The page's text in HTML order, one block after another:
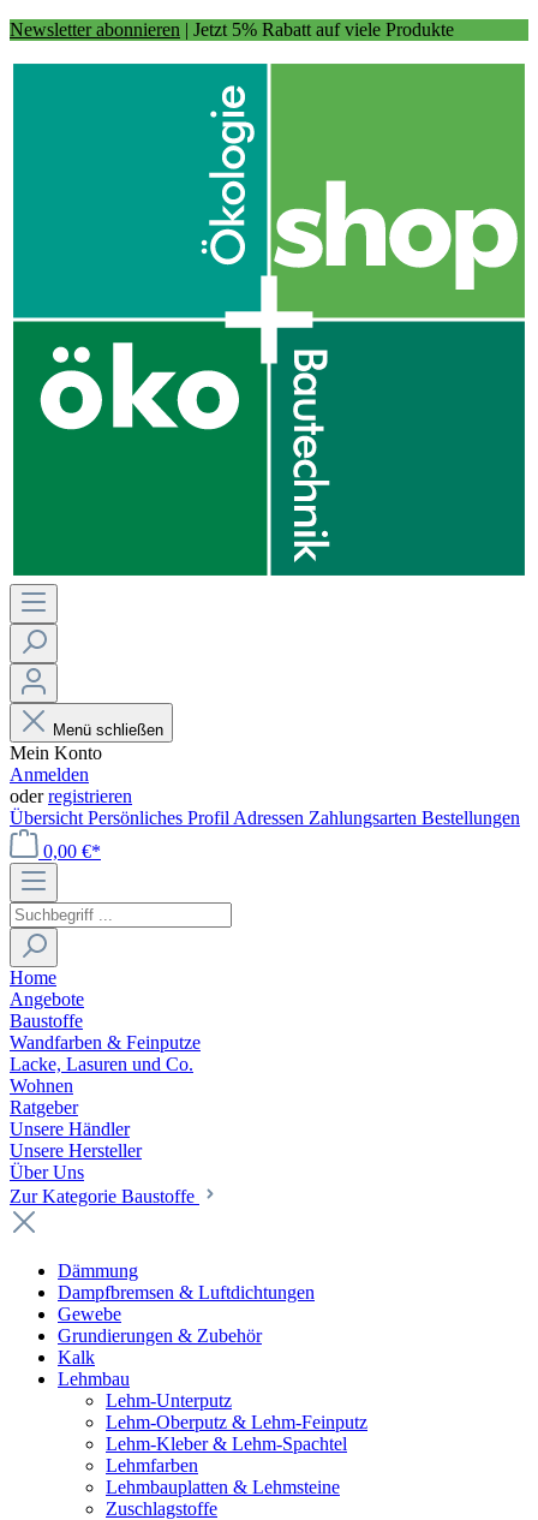
Newsletter abonnieren | Jetzt 5% Rabatt auf viele Produkte
Menü schließen
Mein Konto
Anmelden
oderregistrieren
Übersicht Persönliches Profil Adressen Zahlungsarten Bestellungen
0,00 €*
Home
Angebote
Baustoffe
Wandfarben & Feinputze
Lacke, Lasuren und Co.
Wohnen
Ratgeber
Unsere Händler
Unsere Hersteller
Über Uns
Zur Kategorie Baustoffe
Dämmung
Dampfbremsen & Luftdichtungen
Gewebe
Grundierungen & Zubehör
Kalk
Lehmbau
Lehm-Unterputz
Lehm-Oberputz & Lehm-Feinputz
Lehm-Kleber & Lehm-Spachtel
Lehmfarben
Lehmbauplatten & Lehmsteine
Zuschlagstoffe